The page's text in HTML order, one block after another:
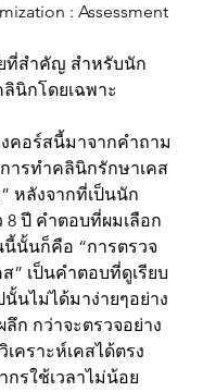
: Assessment
ที่สำคัญ สำหรับนัก
นิกโดยเฉพาะ
คอร์สนี้มาจากคำถาม
การทำคลินิกรักษาเคส
หลังจากที่เป็นนัก
8 ปี คำตอบที่ผมเลือก
นั้นก็คือ “การตรวจ
” เป็นคำตอบที่ดูเรียบ
นั้นไม่ได้มาง่ายๆอย่าง
ก กว่าจะตรวจอย่าง
คราะห์เคสได้ตรง
กรใช้เวลาไม่น้อย